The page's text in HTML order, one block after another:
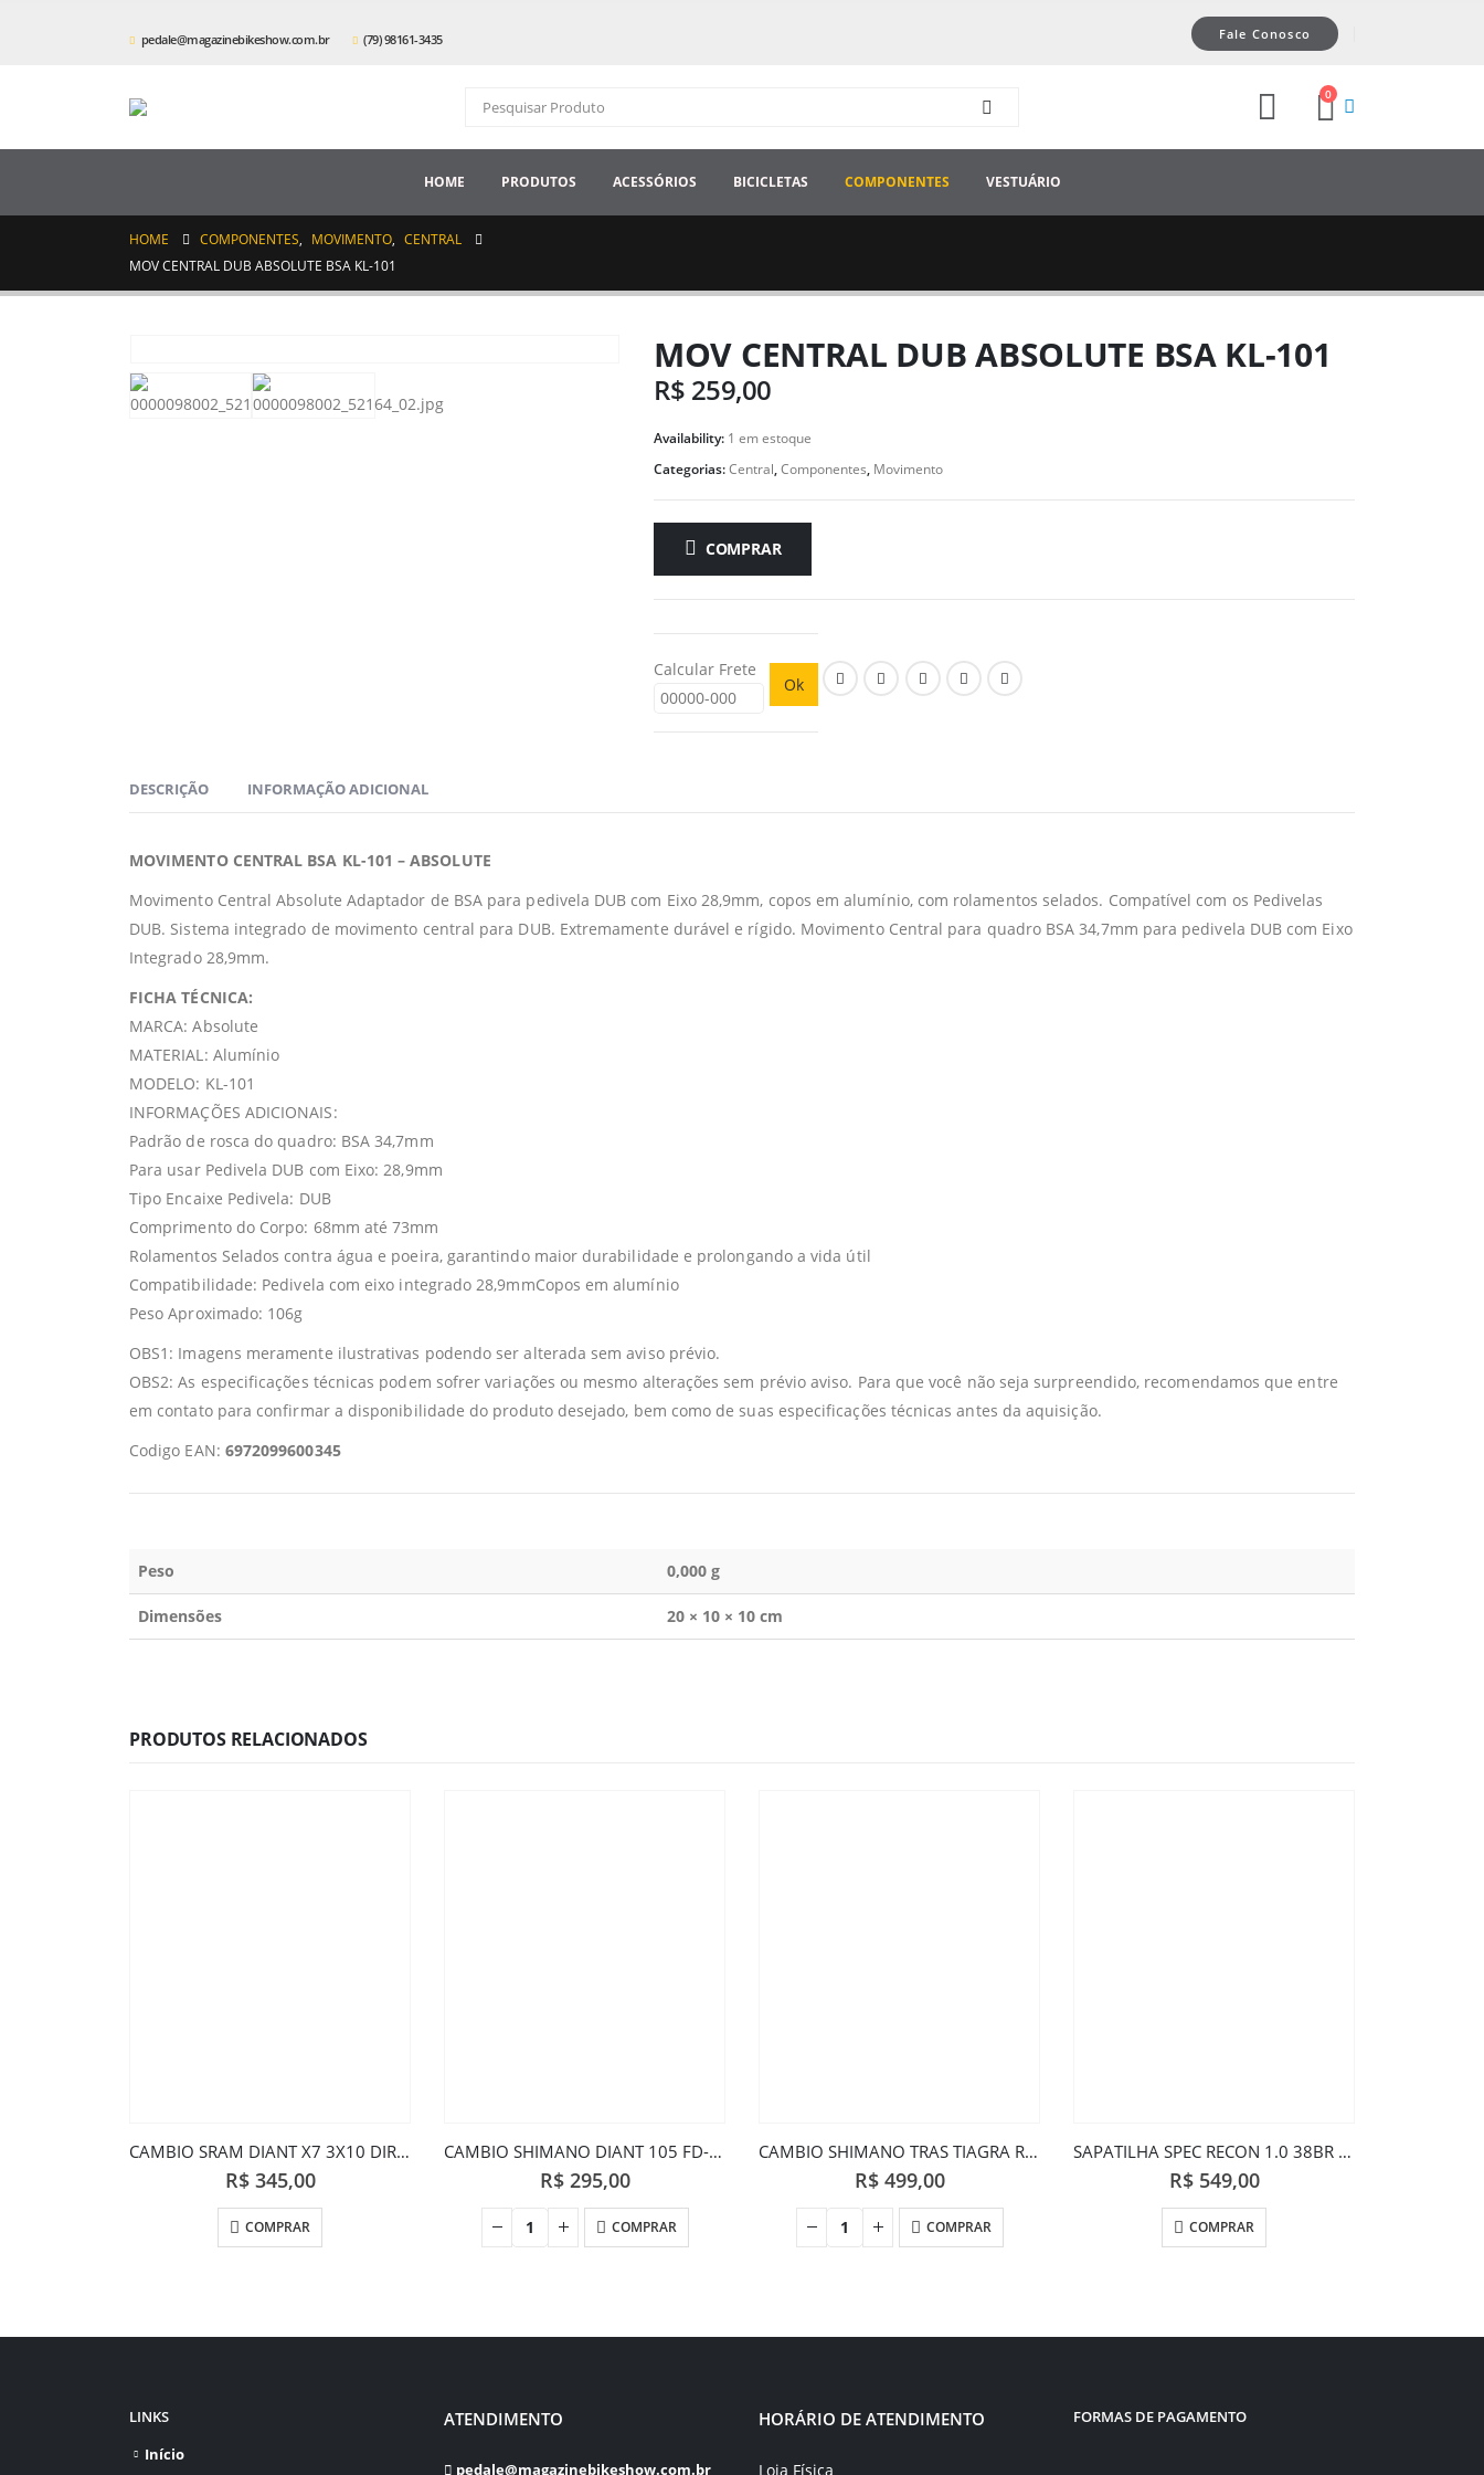
pedale@magazinebikeshow.com.br (79) 98161-3435 Fale Conosco
0
HOME PRODUTOS ACESSÓRIOS BICICLETAS COMPONENTES VESTUÁRIO
HOME COMPONENTES, MOVIMENTO, CENTRAL
MOV CENTRAL DUB ABSOLUTE BSA KL-101
MOV CENTRAL DUB ABSOLUTE BSA KL-101
R$ 259,00
Availability: 1 em estoque
Categorias:Central,Componentes, Movimento
COMPRAR
Calcular Frete
Ok
DESCRIÇÃO INFORMAÇÃO ADICIONAL
MOVIMENTO CENTRAL BSA KL-101 – ABSOLUTE
Movimento Central Absolute Adaptador de BSA para pedivela DUB com Eixo 28,9mm, copos em alumínio, com rolamentos selados. Compatível com os Pedivelas
DUB. Sistema integrado de movimento central para DUB. Extremamente durável e rígido. Movimento Central para quadro BSA 34,7mm para pedivela DUB com Eixo
Integrado 28,9mm.
FICHA TÉCNICA:
MARCA: Absolute
MATERIAL: Alumínio
MODELO: KL-101
INFORMAÇÕES ADICIONAIS:
Padrão de rosca do quadro: BSA 34,7mm
Para usar Pedivela DUB com Eixo: 28,9mm
Tipo Encaixe Pedivela: DUB
Comprimento do Corpo: 68mm até 73mm
Rolamentos Selados contra água e poeira, garantindo maior durabilidade e prolongando a vida útil
Compatibilidade: Pedivela com eixo integrado 28,9mmCopos em alumínio
Peso Aproximado: 106g
OBS1: Imagens meramente ilustrativas podendo ser alterada sem aviso prévio.
OBS2: As especificações técnicas podem sofrer variações ou mesmo alterações sem prévio aviso. Para que você não seja surpreendido, recomendamos que entre
em contato para confirmar a disponibilidade do produto desejado, bem como de suas especificações técnicas antes da aquisição.
Codigo EAN: 6972099600345
Peso 0,000 g
Dimensões 20 × 10 × 10 cm
PRODUTOS RELACIONADOS
CAMBIO SRAM DIANT X7 3X10 DIRECT MOUNT
R$345,00
COMPRAR
CAMBIO SHIMANO DIANT 105 FD-5800
R$295,00
COMPRAR
CAMBIO SHIMANO TRAS TIAGRA RD-4700 SS 10V
R$499,00
COMPRAR
SAPATILHA SPEC RECON 1.0 38BR PRETO
R$549,00
COMPRAR
LINKS
Início
ATENDIMENTO
pedale@magazinebikeshow.com.br
HORÁRIO DE ATENDIMENTO
Loja Física
FORMAS DE PAGAMENTO